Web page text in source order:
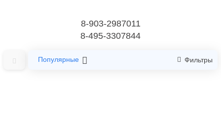
8-903-2987011
8-495-3307844
Популярные Фильтры